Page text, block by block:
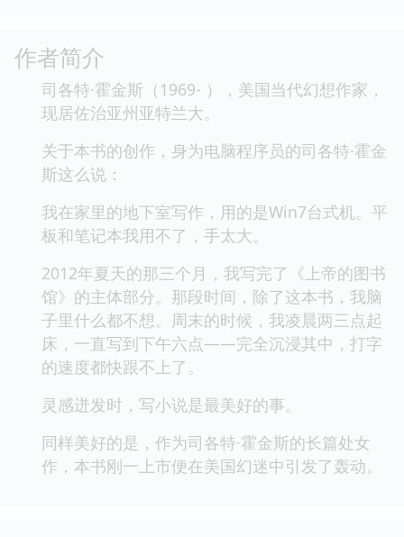
作者简介
司各特·霍金斯（1969- ），美国当代幻想作家，
现居佐治亚州亚特兰大。
关于本书的创作，身为电脑程序员的司各特·霍金
斯这么说：
我在家里的地下室写作，用的是Win7台式机。平
板和笔记本我用不了，手太大。
2012年夏天的那三个月，我写完了《上帝的图书
馆》的主体部分。那段时间，除了这本书，我脑
子里什么都不想。周末的时候，我凌晨两三点起
床，一直写到下午六点——完全沉浸其中，打字
的速度都快跟不上了。
灵感迸发时，写小说是最美好的事。
同样美好的是，作为司各特·霍金斯的长篇处女
作，本书刚一上市便在美国幻迷中引发了轰动。